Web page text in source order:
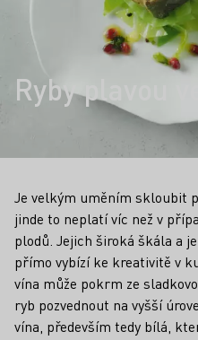
Ryby plavou
Je velkým uměním skloubit
jinde to neplatí víc než v
plodů. Jejich široká škála a
přímo vybízí ke kreativitě v
vína může pokrm ze
ryb pozvednout na vyšší
vína, především tedy bílá,